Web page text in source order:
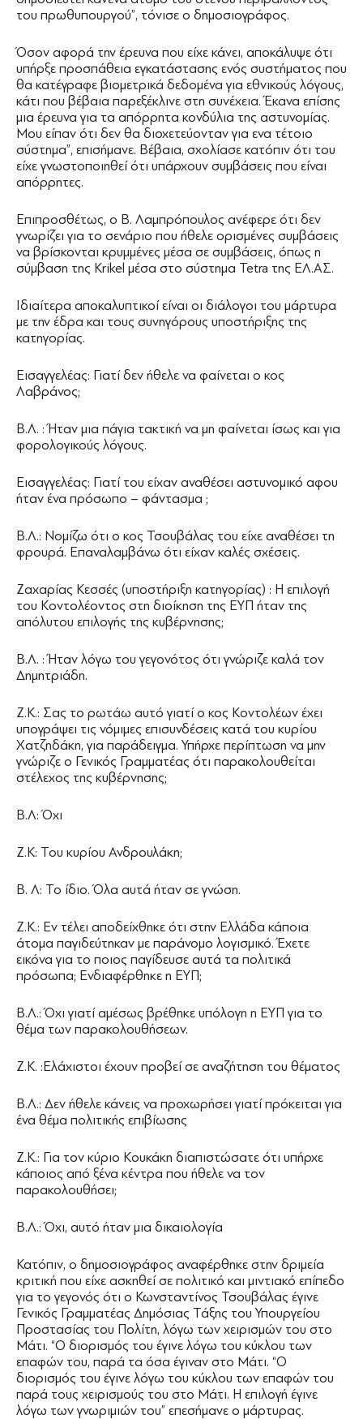
του πρωθυπουργού”, τόνισε ο δημοσιογράφος.
Όσον αφορά την έρευνα που είχε κάνει, αποκάλυψε ότι
υπήρξε προσπάθεια εγκατάστασης ενός συστήματος που
θα κατέγραφε βιομετρικά δεδομένα για εθνικούς λόγους,
κάτι που βέβαια παρεξέκλινε στη συνέχεια. Έκανα επίσης
μια έρευνα για τα απόρρητα κονδύλια της αστυνομίας.
Μου είπαν ότι δεν θα διοχετεύονταν για ενα τέτοιο
σύστημα”, επισήμανε. Βέβαια, σχολίασε κατόπιν ότι του
είχε γνωστοποιηθεί ότι υπάρχουν συμβάσεις που είναι
απόρρητες.
Επιπροσθέτως, ο Β. Λαμπρόπουλος ανέφερε ότι δεν
γνωρίζει για το σενάριο που ήθελε ορισμένες συμβάσεις
να βρίσκονται κρυμμένες μέσα σε συμβάσεις, όπως η
σύμβαση της Krikel μέσα στο σύστημα Tetra της ΕΛ.ΑΣ.
Ιδιαίτερα αποκαλυπτικοί είναι οι διάλογοι του μάρτυρα
με την έδρα και τους συνηγόρους υποστήριξης της
κατηγορίας.
Εισαγγελέας: Γιατί δεν ήθελε να φαίνεται ο κος
Λαβράνος;
Β.Λ. : Ήταν μια πάγια τακτική να μη φαίνεται ίσως και για
φορολογικούς λόγους.
Εισαγγελέας: Γιατί του είχαν αναθέσει αστυνομικό αφου
ήταν ένα πρόσωπο – φάντασμα ;
Β.Λ.: Νομίζω ότι ο κος Τσουβάλας του είχε αναθέσει τη
φρουρά. Επαναλαμβάνω ότι είχαν καλές σχέσεις.
Ζαχαρίας Κεσσές (υποστήριξη κατηγορίας) : Η επιλογή
του Κοντολέοντος στη διοίκηση της ΕΥΠ ήταν της
απόλυτου επιλογής της κυβέρνησης;
Β.Λ. : Ήταν λόγω του γεγονότος ότι γνώριζε καλά τον
Δημητριάδη.
Ζ.Κ.: Σας το ρωτάω αυτό γιατί ο κος Κοντολέων έχει
υπογράψει τις νόμιμες επισυνδέσεις κατά του κυρίου
Χατζηδάκη, για παράδειγμα. Υπήρχε περίπτωση να μην
γνώριζε ο Γενικός Γραμματέας ότι παρακολουθείται
στέλεχος της κυβέρνησης;
Β.Λ: Όχι
Ζ.Κ: Του κυρίου Ανδρουλάκη;
Β. Λ: Το ίδιο. Όλα αυτά ήταν σε γνώση.
Ζ.Κ.: Εν τέλει αποδείχθηκε ότι στην Ελλάδα κάποια
άτομα παγιδεύτηκαν με παράνομο λογισμικό. Έχετε
εικόνα για το ποιος παγίδευσε αυτά τα πολιτικά
πρόσωπα; Ενδιαφέρθηκε η ΕΥΠ;
Β.Λ.: Όχι γιατί αμέσως βρέθηκε υπόλογη η ΕΥΠ για το
θέμα των παρακολουθήσεων.
Ζ.Κ. :Ελάχιστοι έχουν προβεί σε αναζήτηση του θέματος
Β.Λ.: Δεν ήθελε κάνεις να προχωρήσει γιατί πρόκειται για
ένα θέμα πολιτικής επιβίωσης
Ζ.Κ.: Για τον κύριο Κουκάκη διαπιστώσατε ότι υπήρχε
κάποιος από ξένα κέντρα που ήθελε να τον
παρακολουθήσει;
Β.Λ.: Όχι, αυτό ήταν μια δικαιολογία
Κατόπιν, ο δημοσιογράφος αναφέρθηκε στην δριμεία
κριτική που είχε ασκηθεί σε πολιτικό και μιντιακό επίπεδο
για το γεγονός ότι ο Κωνσταντίνος Τσουβάλας έγινε
Γενικός Γραμματέας Δημόσιας Τάξης του Υπουργείου
Προστασίας του Πολίτη, λόγω των χειρισμών του στο
Μάτι. “Ο διορισμός του έγινε λόγω του κύκλου των
επαφών του, παρά τα όσα έγιναν στο Μάτι. “Ο
διορισμός του έγινε λόγω του κύκλου των επαφών του
παρά τους χειρισμούς του στο Μάτι. Η επιλογή έγινε
λόγω των γνωριμιών του” επεσήμανε ο μάρτυρας.